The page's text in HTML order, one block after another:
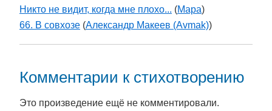
Никто не видит, когда мне плохо... (Мара)
66. В совхозе (Александр Макеев (Avmak))
Комментарии к стихотворению
Это произведение ещё не комментировали.